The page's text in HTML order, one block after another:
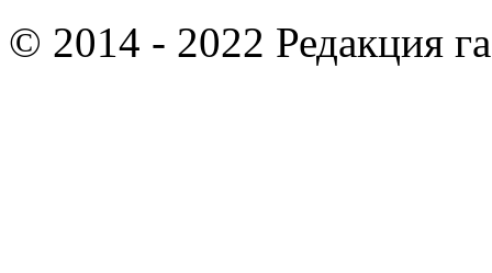
© 2014 - 2022 Редакция